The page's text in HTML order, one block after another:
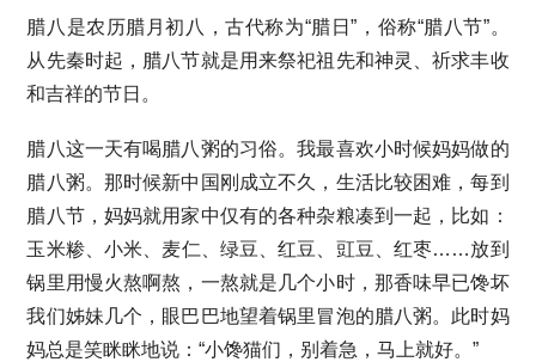
腊八是农历腊月初八，古代称为“腊日”，俗称“腊八节”。
从先秦时起，腊八节就是用来祭祀祖先和神灵、祈求丰收
和吉祥的节日。
腊八这一天有喝腊八粥的习俗。我最喜欢小时候妈妈做的
腊八粥。那时候新中国刚成立不久，生活比较困难，每到
腊八节，妈妈就用家中仅有的各种杂粮凑到一起，比如：
玉米糁、小米、麦仁、绿豆、红豆、豇豆、红枣……放到
锅里用慢火熬啊熬，一熬就是几个小时，那香味早已馋坏
我们姊妹几个，眼巴巴地望着锅里冒泡的腊八粥。此时妈
妈总是笑眯眯地说：“小馋猫们，别着急，马上就好。”